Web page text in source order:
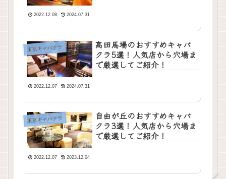
2022.12.08 2024.07.31
東京キャバクラ
高田馬場のおすすめキャバ
クラ5選！人気店から穴場ま
で厳選してご紹介！
2022.12.07 2024.07.31
東京キャバクラ
自由が丘のおすすめキャバ
クラ3選！人気店から穴場ま
で厳選してご紹介！
2022.12.07 2023.12.04